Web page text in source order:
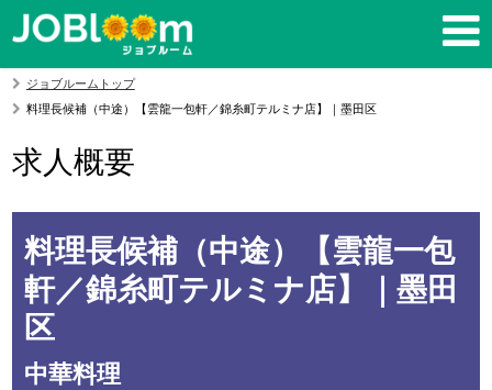
ジョブルームトップ
料理長候補（中途）【雲龍一包軒／錦糸町テルミナ店】｜墨田区
求人概要
料理長候補（中途）【雲龍一包
軒／錦糸町テルミナ店】｜墨田
区
中華料理